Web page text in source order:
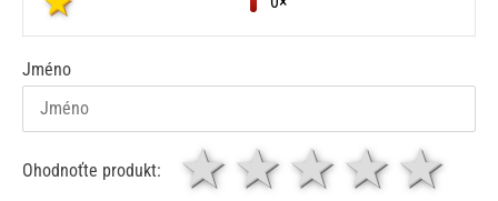
Jméno
Ohodnoťte produkt: 4
3
2 hvězdy
1 hvězda